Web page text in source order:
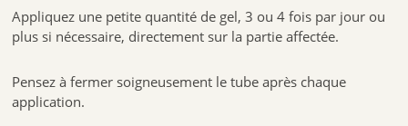
Appliquez une petite quantité de gel, 3 ou 4 fois par jour ou
plus si nécessaire, directement sur la partie affectée.
Pensez à fermer soigneusement le tube après chaque
application.